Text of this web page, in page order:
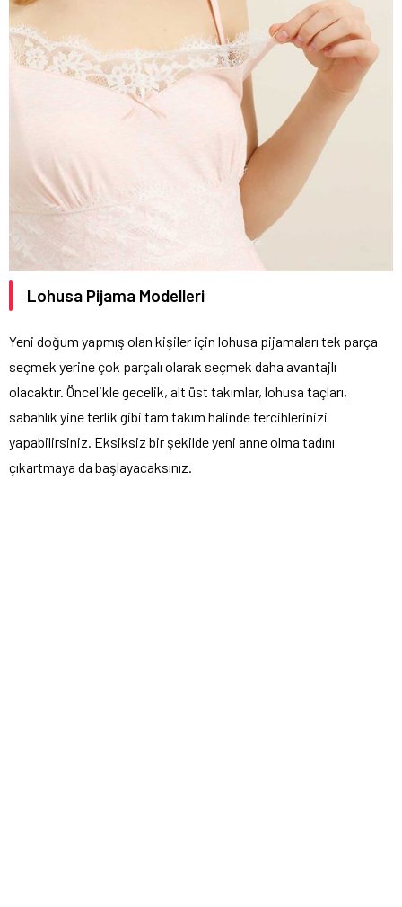
Lohusa Pijama Modelleri
Yeni doğum yapmış olan kişiler için lohusa pijamaları tek parça
seçmek yerine çok parçalı olarak seçmek daha avantajlı
olacaktır. Öncelikle gecelik, alt üst takımlar, lohusa taçları,
sabahlık yine terlik gibi tam takım halinde tercihlerinizi
yapabilirsiniz. Eksiksiz bir şekilde yeni anne olma tadını
çıkartmaya da başlayacaksınız.